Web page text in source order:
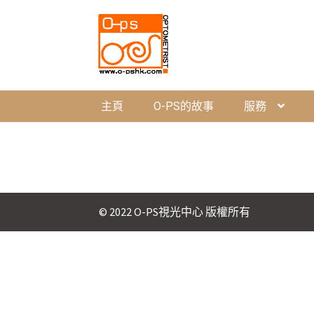
Skip
to
navigation
Skip
to
content
主頁 O-PS的故事 服務
© 2022 O-PS視光中心 版權所有